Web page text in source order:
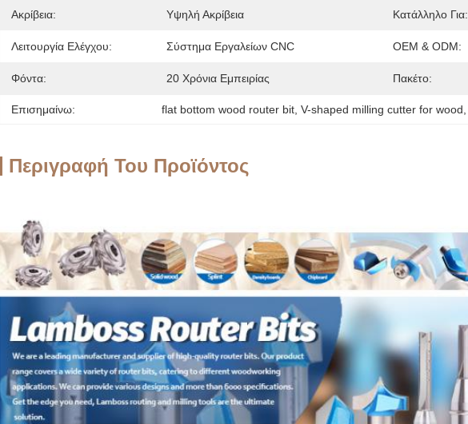
Ακρίβεια: Υψηλή Ακρίβεια Κατάλληλο Για:
Λειτουργία Ελέγχου: Σύστημα Εργαλείων CNC OEM & ODM:
Φόντα: 20 Χρόνια Εμπειρίας Πακέτο:
Επισημαίνω: flat bottom wood router bit , V-shaped milling cutter for wood
Περιγραφή Του Προϊόντος